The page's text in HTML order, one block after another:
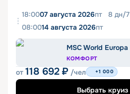
18:0007 августа 2026пт 8 дн/7
08:0014 августа 2026пт
MSC World Europa
КОМФОРТ
от 118 692 ₽ /чел +1 000
Выбрать круиз